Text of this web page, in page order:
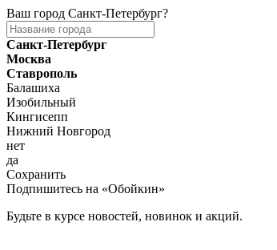
Ваш город Санкт-Петербург?
Санкт-Петербург
Москва
Ставрополь
Балашиха
Изобильный
Кингисепп
Нижний Новгород
нет
да
Сохранить
Подпишитесь на «Обойкин»
Будьте в курсе новостей, новинок и акций.